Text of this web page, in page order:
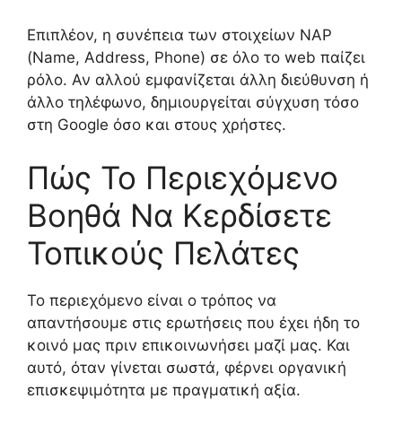
Επιπλέον, η συνέπεια των στοιχείων NAP
(Name, Address, Phone) σε όλο το web παίζει
ρόλο. Αν αλλού εμφανίζεται άλλη διεύθυνση ή
άλλο τηλέφωνο, δημιουργείται σύγχυση τόσο
στη Google όσο και στους χρήστες.
Πώς Το Περιεχόμενο
Βοηθά Να Κερδίσετε
Τοπικούς Πελάτες
Το περιεχόμενο είναι ο τρόπος να
απαντήσουμε στις ερωτήσεις που έχει ήδη το
κοινό μας πριν επικοινωνήσει μαζί μας. Και
αυτό, όταν γίνεται σωστά, φέρνει οργανική
επισκεψιμότητα με πραγματική αξία.